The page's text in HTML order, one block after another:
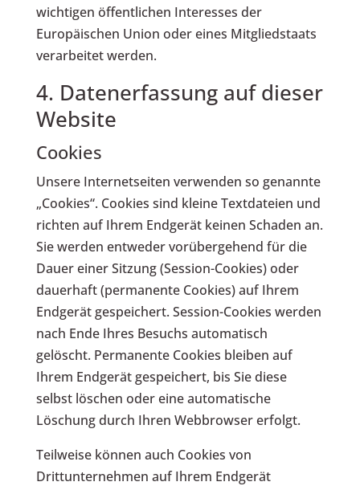
wichtigen öffentlichen Interesses der
Europäischen Union oder eines Mitgliedstaats
verarbeitet werden.
4. Datenerfassung auf dieser
Website
Cookies
Unsere Internetseiten verwenden so genannte
„Cookies“. Cookies sind kleine Textdateien und
richten auf Ihrem Endgerät keinen Schaden an.
Sie werden entweder vorübergehend für die
Dauer einer Sitzung (Session-Cookies) oder
dauerhaft (permanente Cookies) auf Ihrem
Endgerät gespeichert. Session-Cookies werden
nach Ende Ihres Besuchs automatisch
gelöscht. Permanente Cookies bleiben auf
Ihrem Endgerät gespeichert, bis Sie diese
selbst löschen oder eine automatische
Löschung durch Ihren Webbrowser erfolgt.
Teilweise können auch Cookies von
Drittunternehmen auf Ihrem Endgerät